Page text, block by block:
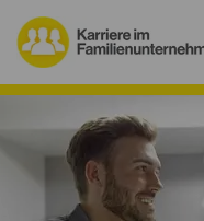
Warum
Firmenprofile